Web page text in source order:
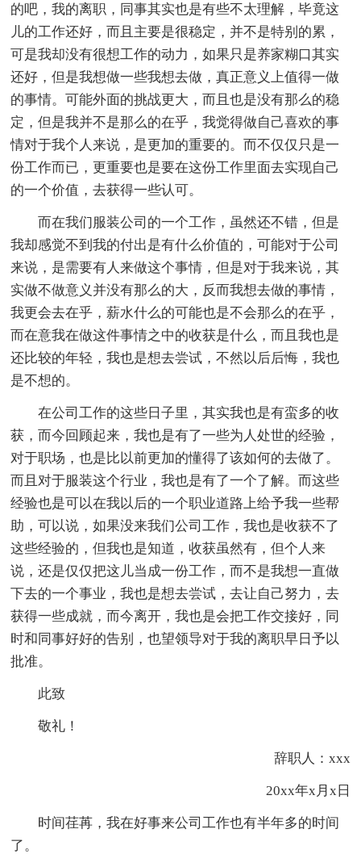
的吧，我的离职，同事其实也是有些不太理解，毕竟这
儿的工作还好，而且主要是很稳定，并不是特别的累，
可是我却没有很想工作的动力，如果只是养家糊口其实
还好，但是我想做一些我想去做，真正意义上值得一做
的事情。可能外面的挑战更大，而且也是没有那么的稳
定，但是我并不是那么的在乎，我觉得做自己喜欢的事
情对于我个人来说，是更加的重要的。而不仅仅只是一
份工作而已，更重要也是要在这份工作里面去实现自己
的一个价值，去获得一些认可。
而在我们服装公司的一个工作，虽然还不错，但是
我却感觉不到我的付出是有什么价值的，可能对于公司
来说，是需要有人来做这个事情，但是对于我来说，其
实做不做意义并没有那么的大，反而我想去做的事情，
我更会去在乎，薪水什么的可能也是不会那么的在乎，
而在意我在做这件事情之中的收获是什么，而且我也是
还比较的年轻，我也是想去尝试，不然以后后悔，我也
是不想的。
在公司工作的这些日子里，其实我也是有蛮多的收
获，而今回顾起来，我也是有了一些为人处世的经验，
对于职场，也是比以前更加的懂得了该如何的去做了。
而且对于服装这个行业，我也是有了一个了解。而这些
经验也是可以在我以后的一个职业道路上给予我一些帮
助，可以说，如果没来我们公司工作，我也是收获不了
这些经验的，但我也是知道，收获虽然有，但个人来
说，还是仅仅把这儿当成一份工作，而不是我想一直做
下去的一个事业，我也是想去尝试，去让自己努力，去
获得一些成就，而今离开，我也是会把工作交接好，同
时和同事好好的告别，也望领导对于我的离职早日予以
批准。
此致
敬礼！
辞职人：xxx
20xx年x月x日
时间荏苒，我在好事来公司工作也有半年多的时间
了。